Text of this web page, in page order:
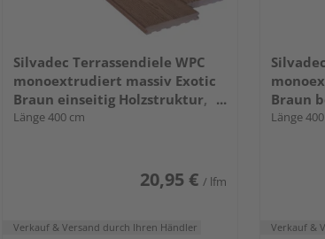
Silvadec Terrassendiele WPC
monoextrudiert massiv Exotic
Braun einseitig Holzstruktur,
längsseitige Nut, Elegance - 23 x
Länge 400 cm
20,95 € / lfm
Verkauf & Versand durch Ihren Händler
Braun
Länge
Verkauf &